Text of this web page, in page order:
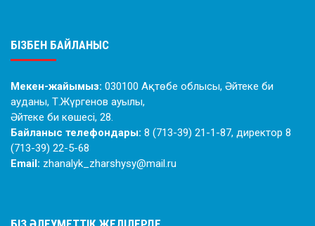
БІЗБЕН БАЙЛАНЫС
Мекен-жайымыз: 030100 Ақтөбе облысы, Әйтеке би
ауданы, Т.Жүргенов ауылы,
Әйтеке би көшесі, 28.
Байланыс телефондары: 8 (713-39) 21-1-87, директор 8
(713-39) 22-5-68
Email: zhanalyk_zharshysy@mail.ru